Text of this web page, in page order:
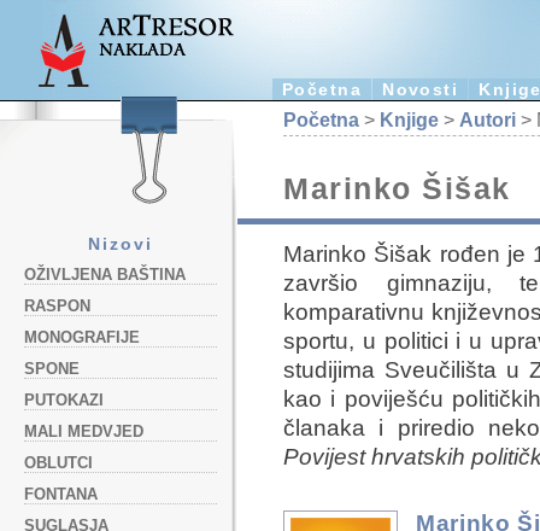
Početna Novosti
Nizovi
OŽIVLJENA BAŠTINA
RASPON
MONOGRAFIJE
SPONE
PUTOKAZI
MALI MEDVJED
OBLUTCI
FONTANA
SUGLASJA
Početna > Knjige > Autori >
Marinko Šišak
Marinko Šišak rođen je
završio gimnaziju,
komparativnu
sportu, u politici i u
studijima Sveučilišta u
kao i poviješću
članaka i priredio
Povijest hrvatskih
Marinko